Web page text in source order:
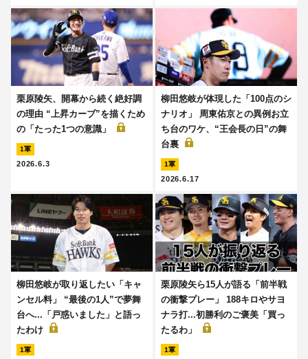
栗原陵矢、開幕から続く絶好調
の理由 “上昇カーブ”を描くため
の「たった1つの意識」
1軍
2026.6.3
柳田悠岐が体現した「100点のシ
ナリオ」 周東佑京との異例お立
ち台のワケ、“王会長の日”の舞
台裏
1軍
2026.6.17
柳田悠岐が取り返したい「キャ
ンセル料」 “最後の1人”で夢舞
台へ...「戸惑いました」と語っ
たわけ
1軍
栗原陵矢ら15人が語る「前半戦
の衝撃プレー」 188キロやサヨ
ナラ打...初勝利のご褒美「買っ
たるわ」
1軍